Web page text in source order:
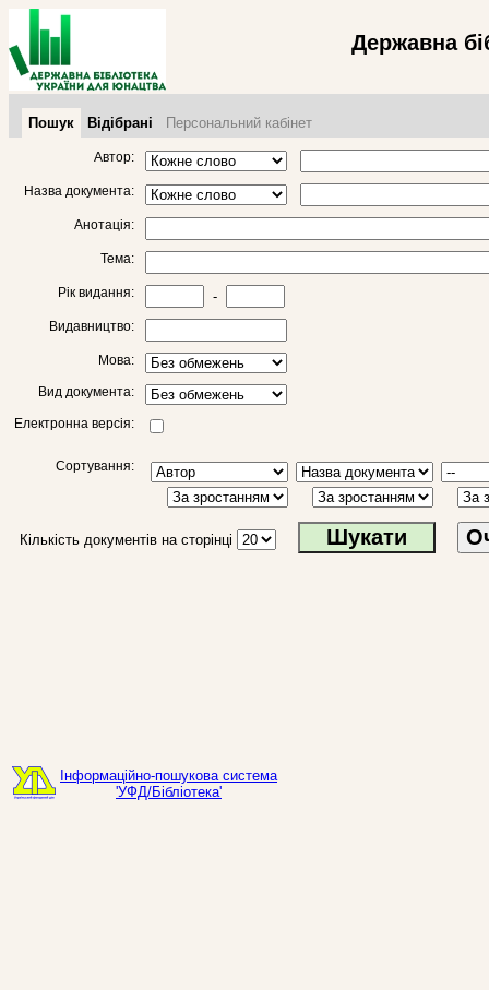
Державна
Пошук Відібрані Персональний кабінет
Автор:
Назва документа:
Анотація:
Тема:
Рік видання: -
Видавництво:
Мова:
Вид документа:
Електронна версія:
Сортування:
Кількість документів на сторінці
Інформаційно-пошукова система
'УФД/Бібліотека'